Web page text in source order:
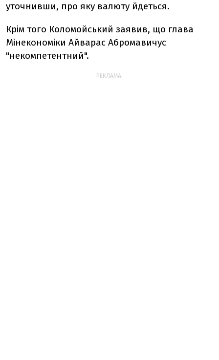
уточнивши, про яку валюту йдеться.
Крім того Коломойський заявив, що глава
Мінекономіки Айварас Абромавичус
"некомпетентний".
РЕКЛАМА: